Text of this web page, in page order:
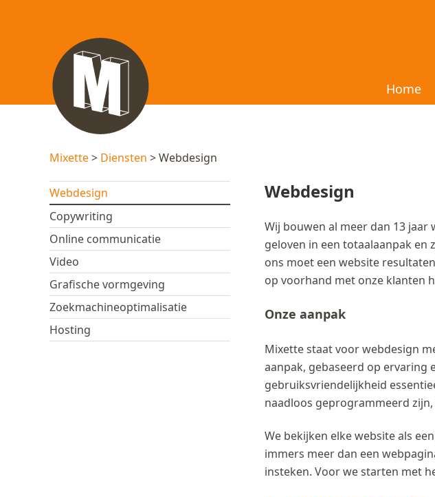
Home
Mixette> Diensten > Webdesign
Webdesign
Copywriting
Online communicatie
Video
Grafische vormgeving
Zoekmachineoptimalisatie
Hosting
Webdesign
Wij bouwen al meer dan 13 jaar
geloven in een totaalaanpak en
ons moet een website
op voorhand met onze klanten
Onze aanpak
Mixette staat voor webdesign
aanpak, gebaseerd op ervaring
gebruiksvriendelijkheid
naadloos geprogrammeerd
We bekijken elke website als
immers meer dan een
insteken. Voor we starten met